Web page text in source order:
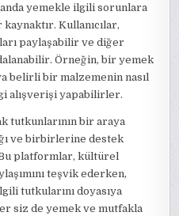
yemekle ilgili sorunlara
Kullanıcılar,
paylaşabilir ve diğer
Örneğin, bir yemek
belirli bir malzemenin nasıl
alışverişi yapabilirler.
tutkunlarının bir araya
ve birbirlerine destek
platformlar, kültürel
teşvik ederken,
tutkularını doyasıya
siz de yemek ve mutfakla